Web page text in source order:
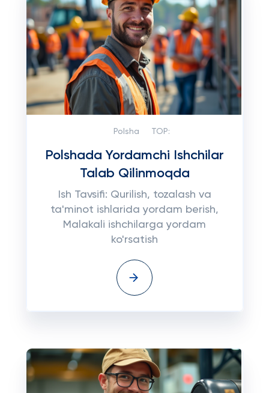
Polsha TOP:
Polshada Yordamchi Ishchilar
Talab Qilinmoqda
Ish Tavsifi: Qurilish, tozalash va
ta'minot ishlarida yordam berish,
Malakali ishchilarga yordam
ko'rsatish